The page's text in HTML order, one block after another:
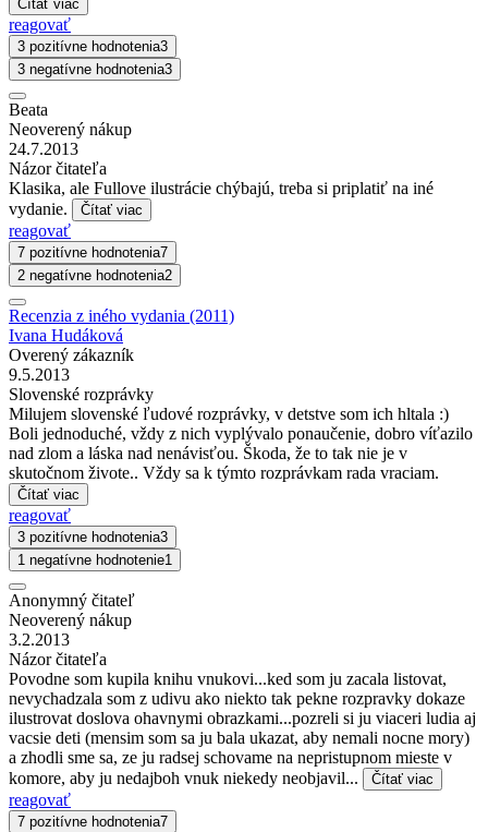
Čítať viac
reagovať
3 pozitívne hodnotenia3
3 negatívne hodnotenia3
Beata
Neoverený nákup
24.7.2013
Názor čitateľa
Klasika, ale Fullove ilustrácie chýbajú, treba si priplatiť na iné
vydanie.
Čítať viac
reagovať
7 pozitívne hodnotenia7
2 negatívne hodnotenia2
Recenzia z iného vydania (2011)
Ivana Hudáková
Overený zákazník
9.5.2013
Slovenské rozprávky
Milujem slovenské ľudové rozprávky, v detstve som ich hltala :)
Boli jednoduché, vždy z nich vyplývalo ponaučenie, dobro víťazilo
nad zlom a láska nad nenávisťou. Škoda, že to tak nie je v
skutočnom živote.. Vždy sa k týmto rozprávkam rada vraciam.
Čítať viac
reagovať
3 pozitívne hodnotenia3
1 negatívne hodnotenie1
Anonymný čitateľ
Neoverený nákup
3.2.2013
Názor čitateľa
Povodne som kupila knihu vnukovi...ked som ju zacala listovat,
nevychadzala som z udivu ako niekto tak pekne rozpravky dokaze
ilustrovat doslova ohavnymi obrazkami...pozreli si ju viaceri ludia aj
vacsie deti (mensim som sa ju bala ukazat, aby nemali nocne mory)
a zhodli sme sa, ze ju radsej schovame na nepristupnom mieste v
komore, aby ju nedajboh vnuk niekedy neobjavil...
Čítať viac
reagovať
7 pozitívne hodnotenia7